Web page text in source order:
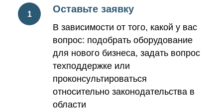
Оставьте заявку
В зависимости от того, какой у вас
вопрос: подобрать оборудование
для нового бизнеса, задать вопрос
техподдержке или
проконсультироваться
относительно законодательства в
области